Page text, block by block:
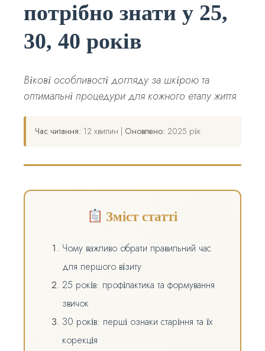
потрібно знати у 25,
30, 40 років
Вікові особливості догляду за шкірою та
оптимальні процедури для кожного етапу життя
Час читання: 12 хвилин | Оновлено: 2025 рік
Зміст статті
Чому важливо обрати правильний час
для першого візиту
25 років: профілактика та формування
звичок
30 років: перші ознаки старіння та їх
корекція